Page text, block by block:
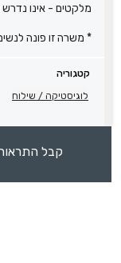
מלקטים - אינו נדרש
* משרה זו פונה
קטגוריה
לוגיסטיקה / שילוח
קבל